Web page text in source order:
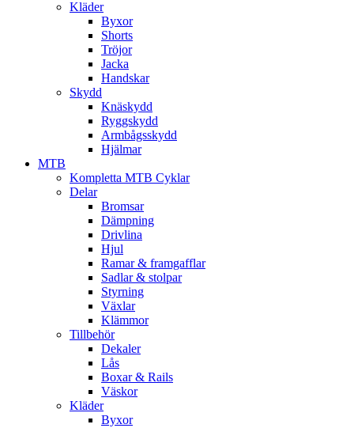
Kläder
Byxor
Shorts
Tröjor
Jacka
Handskar
Skydd
Knäskydd
Ryggskydd
Armbågsskydd
Hjälmar
MTB
Kompletta MTB Cyklar
Delar
Bromsar
Dämpning
Drivlina
Hjul
Ramar & framgafflar
Sadlar & stolpar
Styrning
Växlar
Klämmor
Tillbehör
Dekaler
Lås
Boxar & Rails
Väskor
Kläder
Byxor